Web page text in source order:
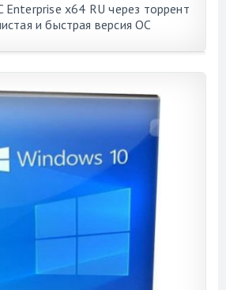
Enterprise x64 RU через торрент
и быстрая версия ОС